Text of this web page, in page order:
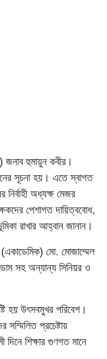
জনাব হুমায়ুন কবীর।
সূচনা হয়। এতে স্বাগত
নির্বাহী অধ্যক্ষ মেজর
পেশাগত দায়িত্ববোধ,
রাখার আহ্বান জানান।
মো. মোজাম্মেল
সহ অন্যান্য সিনিয়র ও
হয় উৎসবমুখর পরিবেশ।
প্রচেষ্টায়
দিনে শিক্ষার গুণগত মানে